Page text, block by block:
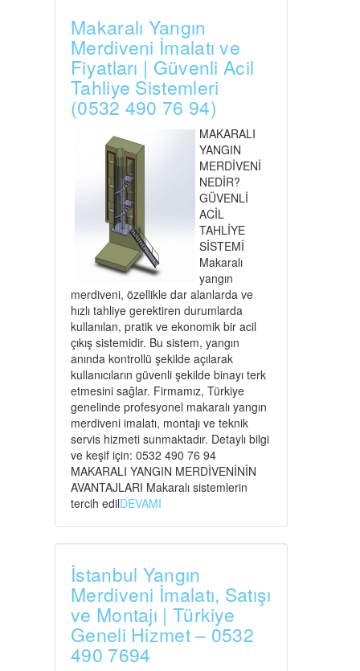
Makaralı Yangın
Merdiveni İmalatı ve
Fiyatları | Güvenli Acil
Tahliye Sistemleri
(0532 490 76 94)
MAKARALI
YANGIN
MERDİVENİ
NEDİR?
GÜVENLİ
ACİL
TAHLİYE
SİSTEMİ
Makaralı
yangın
merdiveni, özellikle dar alanlarda ve
hızlı tahliye gerektiren durumlarda
kullanılan, pratik ve ekonomik bir acil
çıkış sistemidir. Bu sistem, yangın
anında kontrollü şekilde açılarak
kullanıcıların güvenli şekilde binayı terk
etmesini sağlar. Firmamız, Türkiye
genelinde profesyonel makaralı yangın
merdiveni imalatı, montajı ve teknik
servis hizmeti sunmaktadır. Detaylı bilgi
ve keşif için: 0532 490 76 94
MAKARALI YANGIN MERDİVENİNİN
AVANTAJLARI Makaralı sistemlerin
tercih edilDEVAMI
İstanbul Yangın
Merdiveni İmalatı, Satışı
ve Montajı | Türkiye
Geneli Hizmet – 0532
490 7694